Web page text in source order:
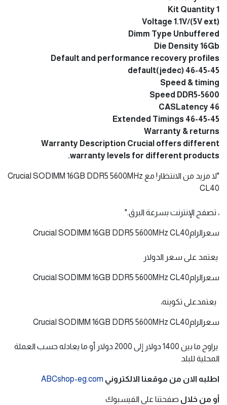
Kit Quantity 1
Voltage 1.1V/(5V ext)
Dimm Type Unbuffered
Die Density 16Gb
Default and performance recovery profiles
default(jedec) 46-45-45
Speed & timing
Speed DDR5-5600
CASLatency 46
Extended Timings 46-45-45
Warranty & returns
Warranty Description Crucial offers different
warranty levels for different products.
"لا مزيد من الانتظار! مع Crucial SODIMM 16GB DDR5 5600MHz
CL40
، تصفح الإنترنت بسرعة البرق."
سعرالرامCrucial SODIMM 16GB DDR5 5600MHz CL40
يعتمد على سعر الدولار
سعرالرامCrucial SODIMM 16GB DDR5 5600MHz CL40
يعتمدعلى تكوينه،
سعرالرامCrucial SODIMM 16GB DDR5 5600MHz CL40
يراوح ما بين 1400 دولار إلى 2000 دولار أو ما يعادله حسب العملة
المحلية للبلد
اطلبه الان من موقعنا الالكتروني ABCshop-eg.com
أو من خلال صفحتنا على الفيسبوك